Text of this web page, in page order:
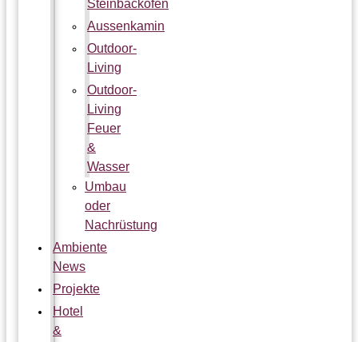
Steinbackofen
Aussenkamin
Outdoor-
Living
Outdoor-
Living
Feuer
&
Wasser
Umbau
oder
Nachrüstung
Ambiente
News
Projekte
Hotel
&